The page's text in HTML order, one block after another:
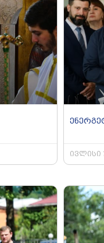
ივლისი